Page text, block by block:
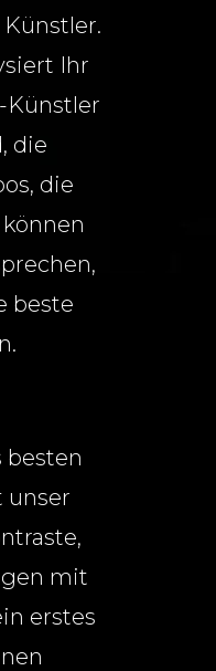
Ihr
Künstler
die
die
beste
besten
unser
mit
erstes